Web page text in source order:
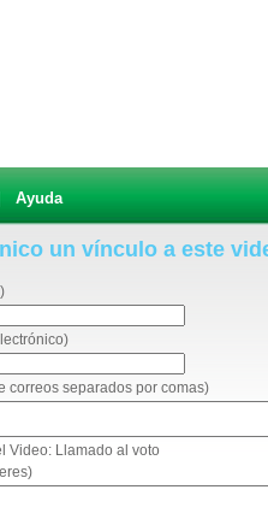
Ayuda
un vínculo a este
correos separados por comas)
Video: Llamado al voto